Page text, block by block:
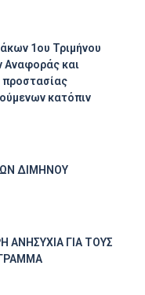
1ου Τριμήνου
Αναφοράς και
κατόπιν
ΔΙΜΗΝΟΥ
ΓΙΑ ΤΟΥΣ